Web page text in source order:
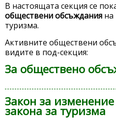
В настоящата секция се
обществени обсъждания на
туризма.
Активните обществени
видите в под-секция:
За обществено
Закон за
закона за туризма